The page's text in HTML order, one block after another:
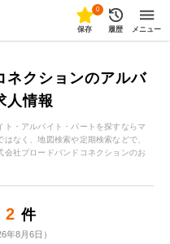
0
保存 履歴 メニュー
ネクションのアルバ
人情報
・アルバイト・パートを探すならマ
なく、地図検索や定期検索などで、
社ブロードバンドコネクションのお
2 件
年8月6日）